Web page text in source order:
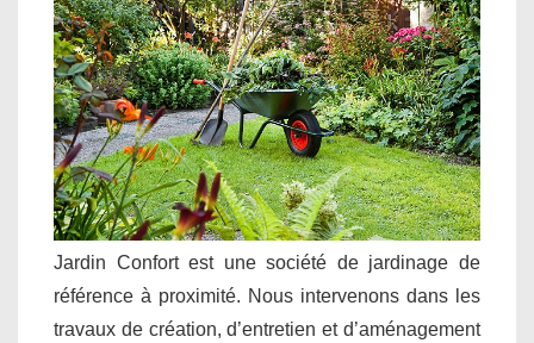
Jardin Confort est une société de jardinage de
référence à proximité. Nous intervenons dans les
travaux de création, d’entretien et d’aménagement